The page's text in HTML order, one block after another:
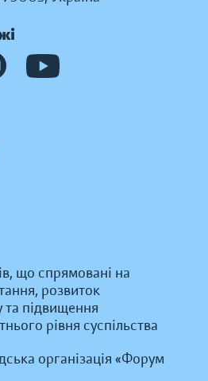
що спрямовані на
розвиток
підвищення
рівня суспільства
організація «Форум